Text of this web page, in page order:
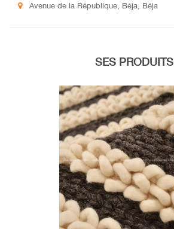
Avenue de la République, Béja, Béja
SES PRODUITS